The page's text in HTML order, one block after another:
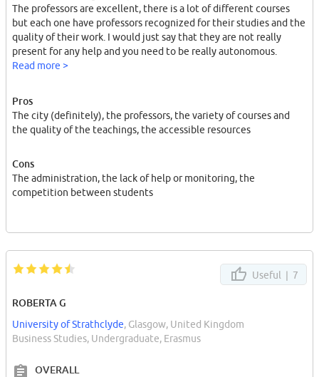
The professors are excellent, there is a lot of different courses
but each one have professors recognized for their studies and the
quality of their work. I would just say that they are not really
present for any help and you need to be really autonomous.
The buildings are fantastic; there is two different sites (one for
are renovated and the classes are well made. There is access to
many libraries, computers and a lot of academic resources. There
is also a really good student life and a lot help from other
It is not so easy to make good friends; there is a lot of
competition and the school generally lack of support and
solidarity.
absolutely doesn't bother them.
I chose to graduate in the international and environmental fields.
I found my 4th and 5th years to be the most interesting of my
low income. The landscapes are amazing; it's really close to the
mountains. Paris is only at a 2 1/2 hours trip by train.
There is a lot to do in the city and you won't spend a day without
Read more >
Pros
The city (definitely), the professors, the variety of courses and
the quality of the teachings, the accessible resources
Cons
The administration, the lack of help or monitoring, the
competition between students
Useful | 7
ROBERTA G
University of Strathclyde, Glasgow, United Kingdom
Business Studies, Undergraduate, Erasmus
OVERALL